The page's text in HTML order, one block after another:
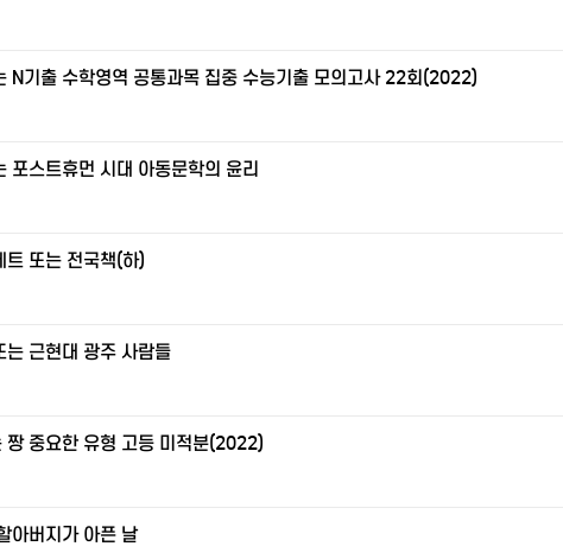
N기출 수학영역 공통과목 집중 수능기출 모의고사 22회(2022)
포스트휴먼 시대 아동문학의 윤리
트 또는 전국책(하)
는 근현대 광주 사람들
짱 중요한 유형 고등 미적분(2022)
아버지가 아픈 날